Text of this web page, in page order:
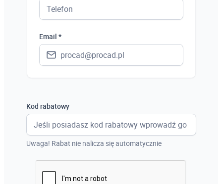
Email *
Kod rabatowy
Uwaga! Rabat nie nalicza się automatycznie
Ukraina
Niemcy
Wielka Brytania
Włochy
Francja
Szwecja
Holandia
Czechy